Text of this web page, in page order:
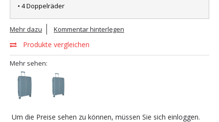
• 4 Doppelräder
Mehr dazu Kommentar hinterlegen
Produkte vergleichen
Mehr sehen:
Um die Preise sehen zu können, müssen Sie sich einloggen.